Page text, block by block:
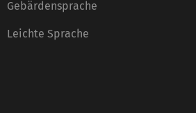
Gebärdensprache
Leichte Sprache